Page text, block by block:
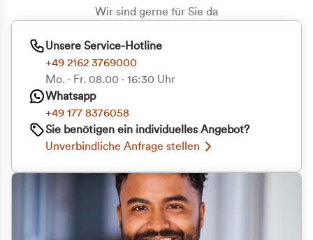
Wir sind gerne für Sie da
Unsere Service-Hotline
+49 2162 3769000
Mo. - Fr. 08.00 - 16:30 Uhr
Whatsapp
+49 177 8376058
Sie benötigen ein individuelles Angebot?
Unverbindliche Anfrage stellen